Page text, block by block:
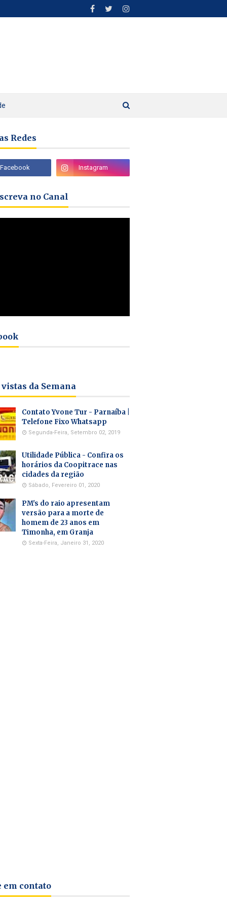
Redes
no Canal
da Semana
Contato Yvone Tur - Parnaíba |
Telefone Fixo Whatsapp
Segunda-Feira, Setembro 02, 2019
Utilidade Pública - Confira os
horários da Coopitrace nas
cidades da região
Sábado, Fevereiro 01, 2020
PM's do raio apresentam
versão para a morte de
homem de 23 anos em
Timonha, em Granja
Sexta-Feira, Janeiro 31, 2020
em contato